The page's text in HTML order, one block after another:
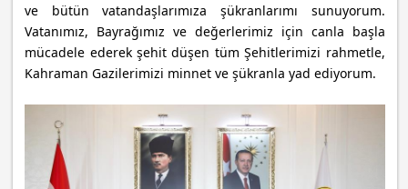
ve bütün vatandaşlarımıza şükranlarımı sunuyorum.
Vatanımız, Bayrağımız ve değerlerimiz için canla başla
mücadele ederek şehit düşen tüm Şehitlerimizi rahmetle,
Kahraman Gazilerimizi minnet ve şükranla yad ediyorum.